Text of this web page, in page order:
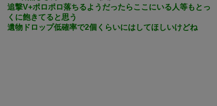
追撃V+ポロポロ落ちるようだったらここにいる人等もとっ
くに飽きてると思う
遺物ドロップ低確率で2個くらいにはしてほしいけどね